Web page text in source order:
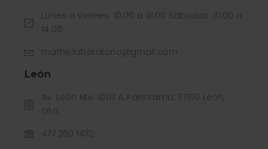
Lunes a Viernes: 10:00 a 18:00 Sábados: 10:00 a
14:00
mathe.laboratorio@gmail.com
León
Av. León Nte. 1007 A, Panorama, 37160 León,
Gto.
477 260 1432